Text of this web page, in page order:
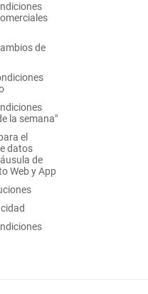
de
la semana"
el
datos
de
Web y App